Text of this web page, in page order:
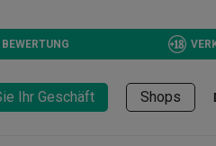
Ihr Geschäft Shops